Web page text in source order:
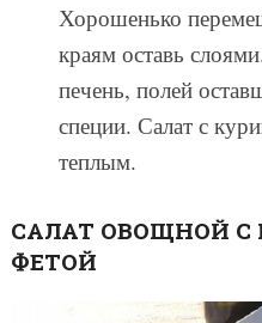
Хорошенько
краям оставь
печень, полей
специи. Салат с
теплым.
САЛАТ ОВОЩНОЙ
ФЕТОЙ